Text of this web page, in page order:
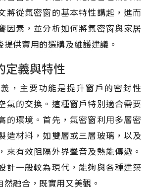
將從氣密窗的基本特性講起，進而
因素，並分析如何將氣密窗與家居
供實用的選購及維護建議。
定義與特性
，主要功能是提升窗戶的密封性
氣的交換。這種窗戶特別適合需要
的環境。首先，氣密窗利用多層密
造材料，如雙層或三層玻璃，以及
來有效阻隔外界聲音及熱能傳遞。
計一般較為現代，能夠與各種建築
融合，既實用又美觀。